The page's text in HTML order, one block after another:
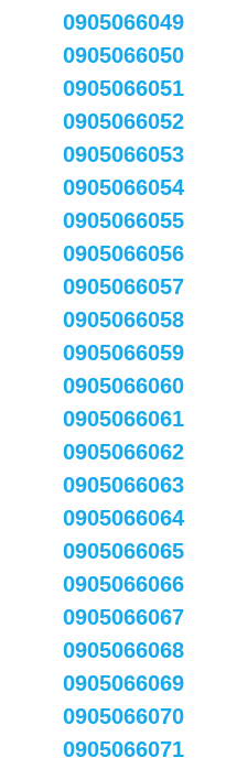
0905066049
0905066050
0905066051
0905066052
0905066053
0905066054
0905066055
0905066056
0905066057
0905066058
0905066059
0905066060
0905066061
0905066062
0905066063
0905066064
0905066065
0905066066
0905066067
0905066068
0905066069
0905066070
0905066071